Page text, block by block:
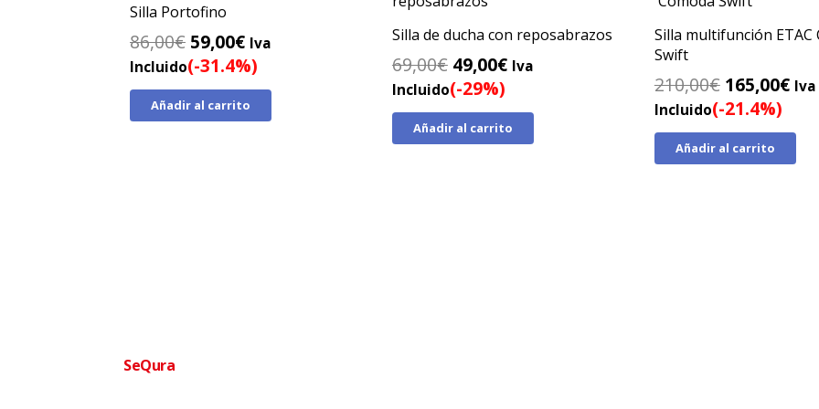
Silla Portofino
86,00€ El
precio
original
era:
59,00€El
precio
actual
es:
Iva
Incluido(-31.4%)
Añadir al carrito
Silla de ducha con reposabrazos
69,00€ El
precio
original
era:
49,00€El
actual
es:
Iva
Incluido(-29%)
Añadir al carrito
Silla multifunción ETAC
Swift
210,00€ El
precio
original
era:
165,00€ElIva
Incluido(-21.4%)
Añadir al carrito
SeQura